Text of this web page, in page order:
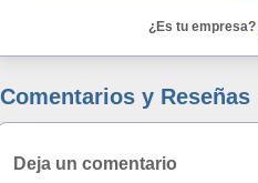
¿Es tu empresa?
Comentarios y Reseñas
Deja un comentario